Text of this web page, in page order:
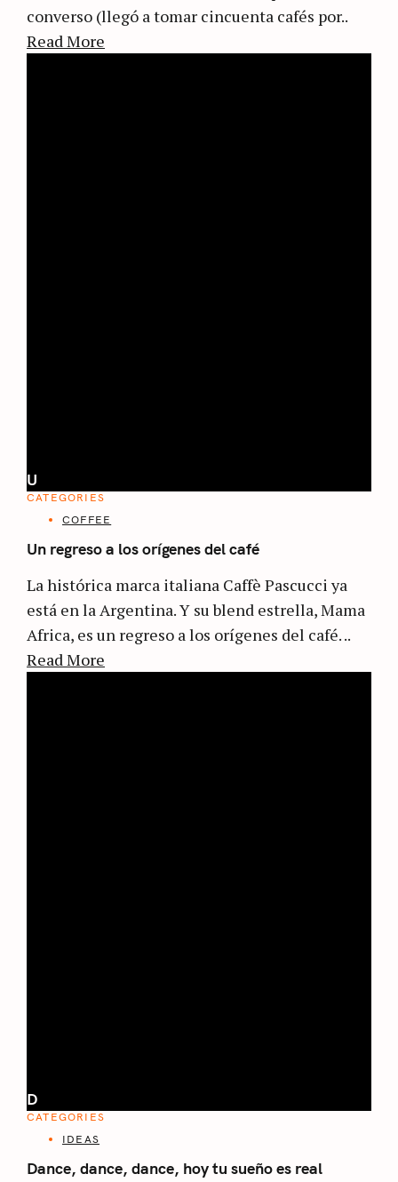
converso (llegó a tomar cincuenta cafés por..
Read More
U
CATEGORIES
COFFEE
Un regreso a los orígenes del café
La histórica marca italiana Caffè Pascucci ya
está en la Argentina. Y su blend estrella, Mama
Africa, es un regreso a los orígenes del café. ..
Read More
D
CATEGORIES
IDEAS
Dance, dance, dance, hoy tu sueño es real